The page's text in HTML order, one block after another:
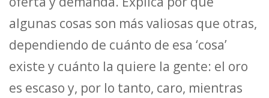
algunas cosas son más valiosas que otras,
dependiendo de cuánto de esa ‘cosa’
existe y cuánto la quiere la gente: el oro
es escaso y, por lo tanto, caro, mientras